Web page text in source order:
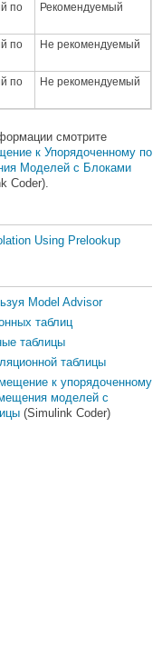
по
Рекомендуемый
по
Не рекомендуемый
по
Не рекомендуемый
смотрите
к Упорядоченному по
Моделей с Блоками
Coder).
Using Prelookup
Model Advisor
таблиц
таблицы
таблицы
к упорядоченному
моделей с
(Simulink Coder)